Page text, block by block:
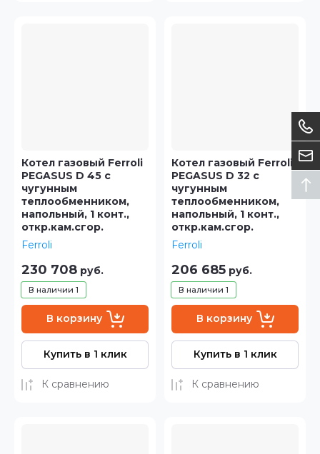
Котел газовый Ferroli
PEGASUS D 45 с
чугунным
теплообменником,
напольный, 1 конт.,
откр.кам.сгор.
Ferroli
В наличии 1
230 708 руб.
В корзину
Купить в 1 клик
К сравнению
Котел газовый Ferroli
PEGASUS D 32 с
чугунным
теплообменником,
напольный, 1 конт.,
откр.кам.сгор.
Ferroli
В наличии 1
206 685 руб.
В корзину
Купить в 1 клик
К сравнению